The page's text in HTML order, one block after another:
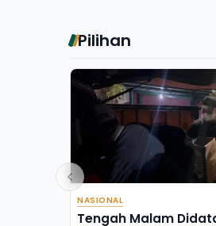
Pilihan
NASIONAL
Tengah Malam